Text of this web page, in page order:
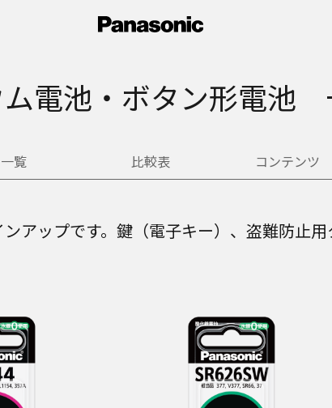
ム電池・ボタン形電池
一覧 比較表 コンテンツ
アップです。鍵（電子キー）、盗難防止